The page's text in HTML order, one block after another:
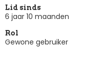
Lid sinds
6 jaar 10 maanden
Rol
Gewone gebruiker